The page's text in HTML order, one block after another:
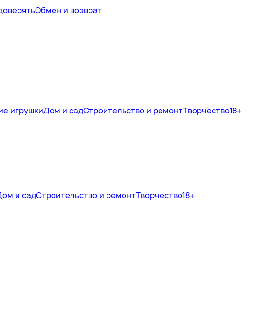
Обмен и возврат
игрушкиДом и садСтроительство и ремонтТворчество18+
и садСтроительство и ремонтТворчество18+